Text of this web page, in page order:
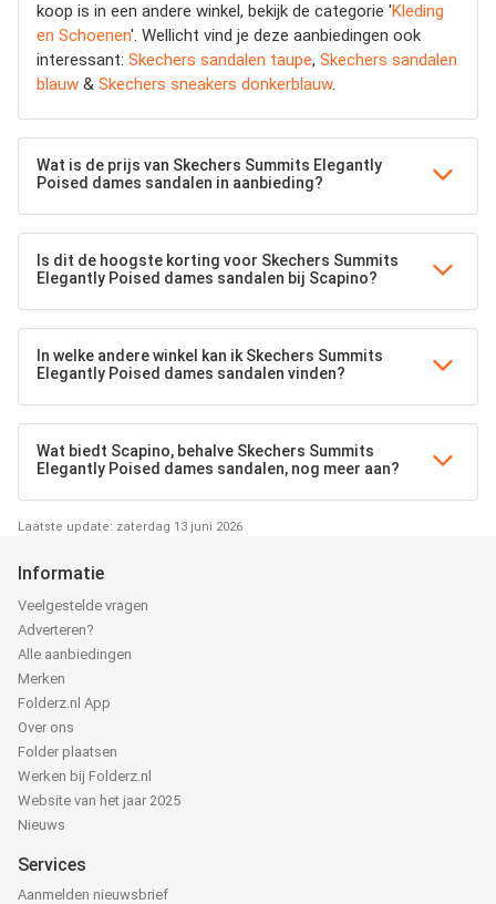
koop is in een andere winkel, bekijk de categorie 'Kleding
en Schoenen'. Wellicht vind je deze aanbiedingen ook
interessant: Skechers sandalen taupe, Skechers sandalen
blauw & Skechers sneakers donkerblauw.
Wat is de prijs van Skechers Summits Elegantly
Poised dames sandalen in aanbieding?
Is dit de hoogste korting voor Skechers Summits
Elegantly Poised dames sandalen bij Scapino?
In welke andere winkel kan ik Skechers Summits
Elegantly Poised dames sandalen vinden?
Wat biedt Scapino, behalve Skechers Summits
Elegantly Poised dames sandalen, nog meer aan?
Laatste update: zaterdag 13 juni 2026
Informatie
Veelgestelde vragen
Adverteren?
Alle aanbiedingen
Merken
Folderz.nl App
Over ons
Folder plaatsen
Werken bij Folderz.nl
Website van het jaar 2025
Nieuws
Services
Aanmelden nieuwsbrief